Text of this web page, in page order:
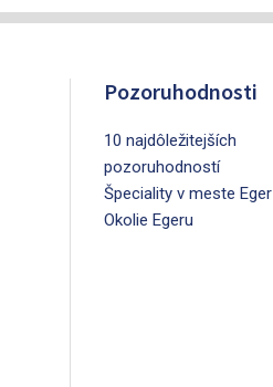
Pozoruhodnosti
10 najdôležitejších
pozoruhodností
Špeciality v meste Eger
Okolie Egeru